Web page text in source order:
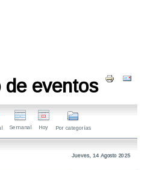
de eventos
Semanal Hoy Por categorías
Jueves, 14 Agosto 2025